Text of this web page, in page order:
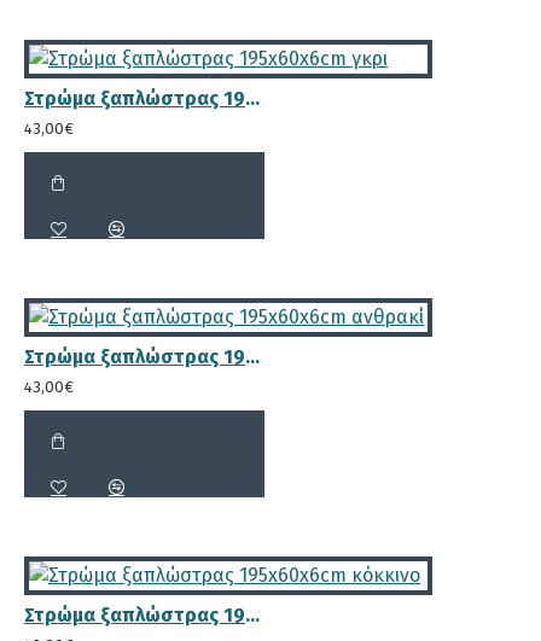
νευρώσεων και νερών του ξύλου
Στρώμα ξαπλώστρας 195x60x6cm γκρι
43,00€
Στρώμα ξαπλώστρας 195x60x6cm ανθρακί
43,00€
Στρώμα ξαπλώστρας 195x60x6cm κόκκινο